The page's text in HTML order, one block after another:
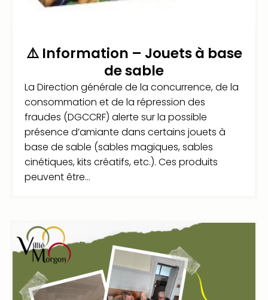
⚠️ Information – Jouets à base
de sable
La Direction générale de la concurrence, de la
consommation et de la répression des
fraudes (DGCCRF) alerte sur la possible
présence d’amiante dans certains jouets à
base de sable (sables magiques, sables
cinétiques, kits créatifs, etc.). Ces produits
peuvent être...